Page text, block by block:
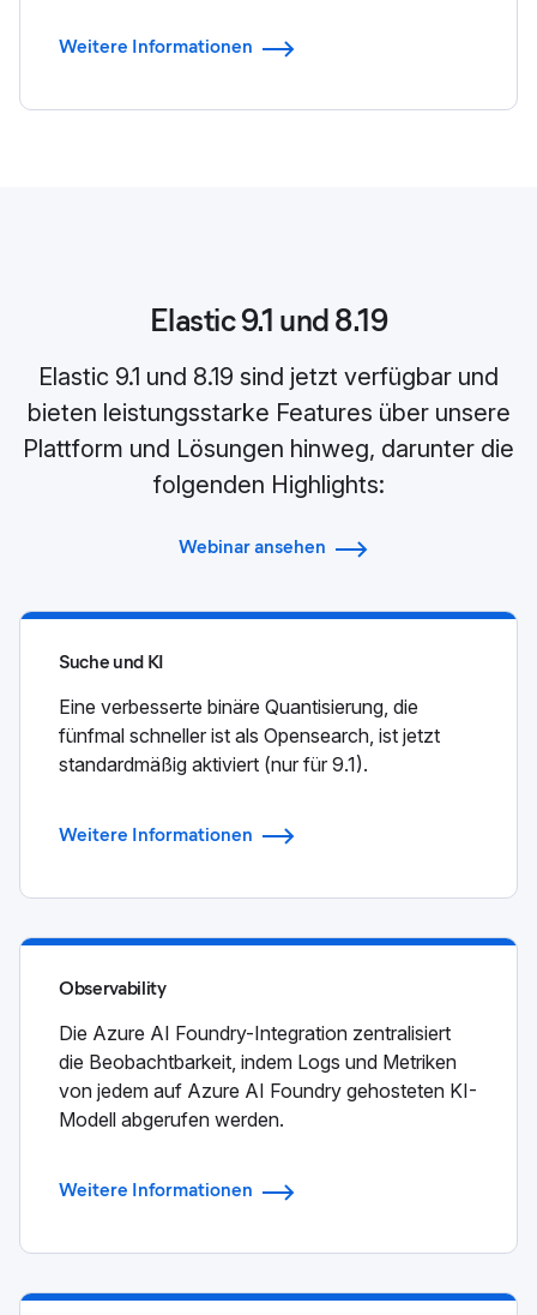
Weitere Informationen
Elastic 9.1 und 8.19
Elastic 9.1 und 8.19 sind jetzt verfügbar und
bieten leistungsstarke Features über unsere
Plattform und Lösungen hinweg, darunter die
folgenden Highlights:
Webinar ansehen
Suche und KI
Eine verbesserte binäre Quantisierung, die
fünfmal schneller ist als Opensearch, ist jetzt
standardmäßig aktiviert (nur für 9.1).
Weitere Informationen
Observability
Die Azure AI Foundry-Integration zentralisiert
die Beobachtbarkeit, indem Logs und Metriken
von jedem auf Azure AI Foundry gehosteten KI-
Modell abgerufen werden.
Weitere Informationen